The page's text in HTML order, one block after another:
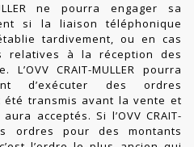
ne pourra engager sa
si la liaison téléphonique
tardivement, ou en cas
relatives à la réception des
CRAIT-MULLER pourra
d’exécuter des ordres
été transmis avant la vente et
aura acceptés. Si l’OVV CRAIT-
ordres pour des montants